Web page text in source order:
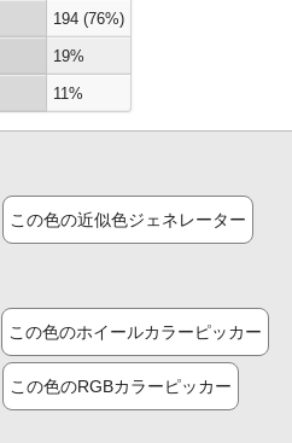
194 (76%)
19%
11%
この色の近似色ジェネレーター
この色のホイールカラーピッカー
この色のRGBカラーピッカー